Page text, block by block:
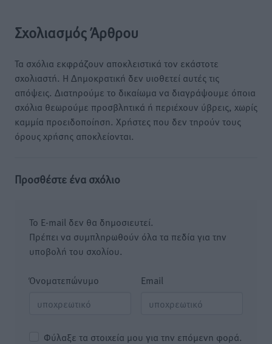
Σχολιασμός Άρθρου
Τα σχόλια εκφράζουν αποκλειστικά τον εκάστοτε
σχολιαστή. Η Δημοκρατική δεν υιοθετεί αυτές τις
απόψεις. Διατηρούμε το δικαίωμα να διαγράψουμε όποια
σχόλια θεωρούμε προσβλητικά ή περιέχουν ύβρεις, χωρίς
καμμία προειδοποίηση. Χρήστες που δεν τηρούν τους
όρους χρήσης αποκλείονται.
Προσθέστε ένα σχόλιο
Το E-mail δεν θα δημοσιευτεί.
Πρέπει να συμπληρωθούν όλα τα πεδία για την
υποβολή του σχολίου.
Όνοματεπώνυμο Email
Φύλαξε τα στοιχεία μου για την επόμενη φορά.